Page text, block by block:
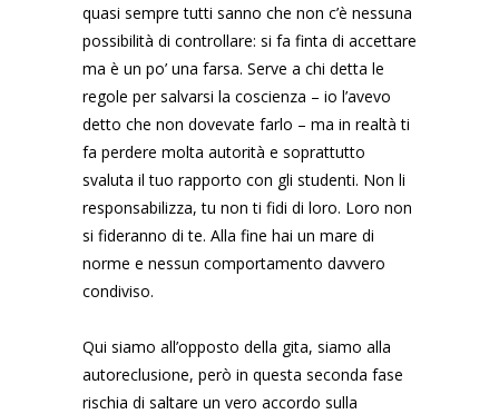
quasi sempre tutti sanno che non c’è nessuna
possibilità di controllare: si fa finta di accettare
ma è un po’ una farsa. Serve a chi detta le
regole per salvarsi la coscienza – io l’avevo
detto che non dovevate farlo – ma in realtà ti
fa perdere molta autorità e soprattutto
svaluta il tuo rapporto con gli studenti. Non li
responsabilizza, tu non ti fidi di loro. Loro non
si fideranno di te. Alla fine hai un mare di
norme e nessun comportamento davvero
condiviso.
Qui siamo all’opposto della gita, siamo alla
autoreclusione, però in questa seconda fase
rischia di saltare un vero accordo sulla